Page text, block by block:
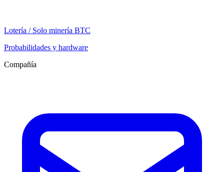
Lotería / Solo minería BTC
Probabilidades y hardware
Compañía